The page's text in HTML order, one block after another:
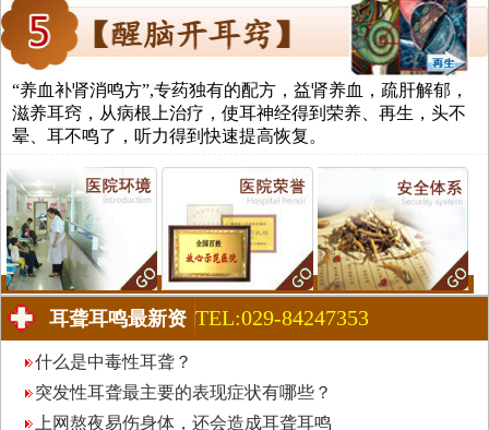
“养血补肾消鸣方”,专药独有的配方，益肾养血，疏肝解郁，
滋养耳窍，从病根上治疗，使耳神经得到荣养、再生，头不
晕、耳不鸣了，听力得到快速提高恢复。
耳聋耳鸣最新资
讯
TEL:029-84247353
什么是中毒性耳聋？
突发性耳聋最主要的表现症状有哪些？
上网熬夜易伤身体，还会造成耳聋耳鸣